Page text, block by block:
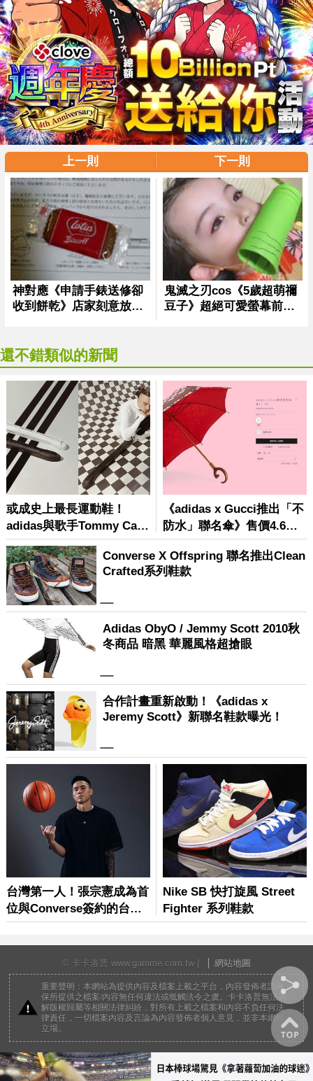
上一則 下一則
還不錯類似的新聞
© 卡卡洛普 www.gamme.com.tw | 網站地圖
重要聲明：本網站為提供內容及檔案上載之平台，內容發佈者請確
保所提供之檔案/內容無任何違法或牴觸法令之虞。卡卡洛普無法調
解版權歸屬等相關法律糾紛，對所有上載之檔案和內容不負任何法
律責任，一切檔案內容及言論為內容發佈者個人意見，並非本網站
立場。